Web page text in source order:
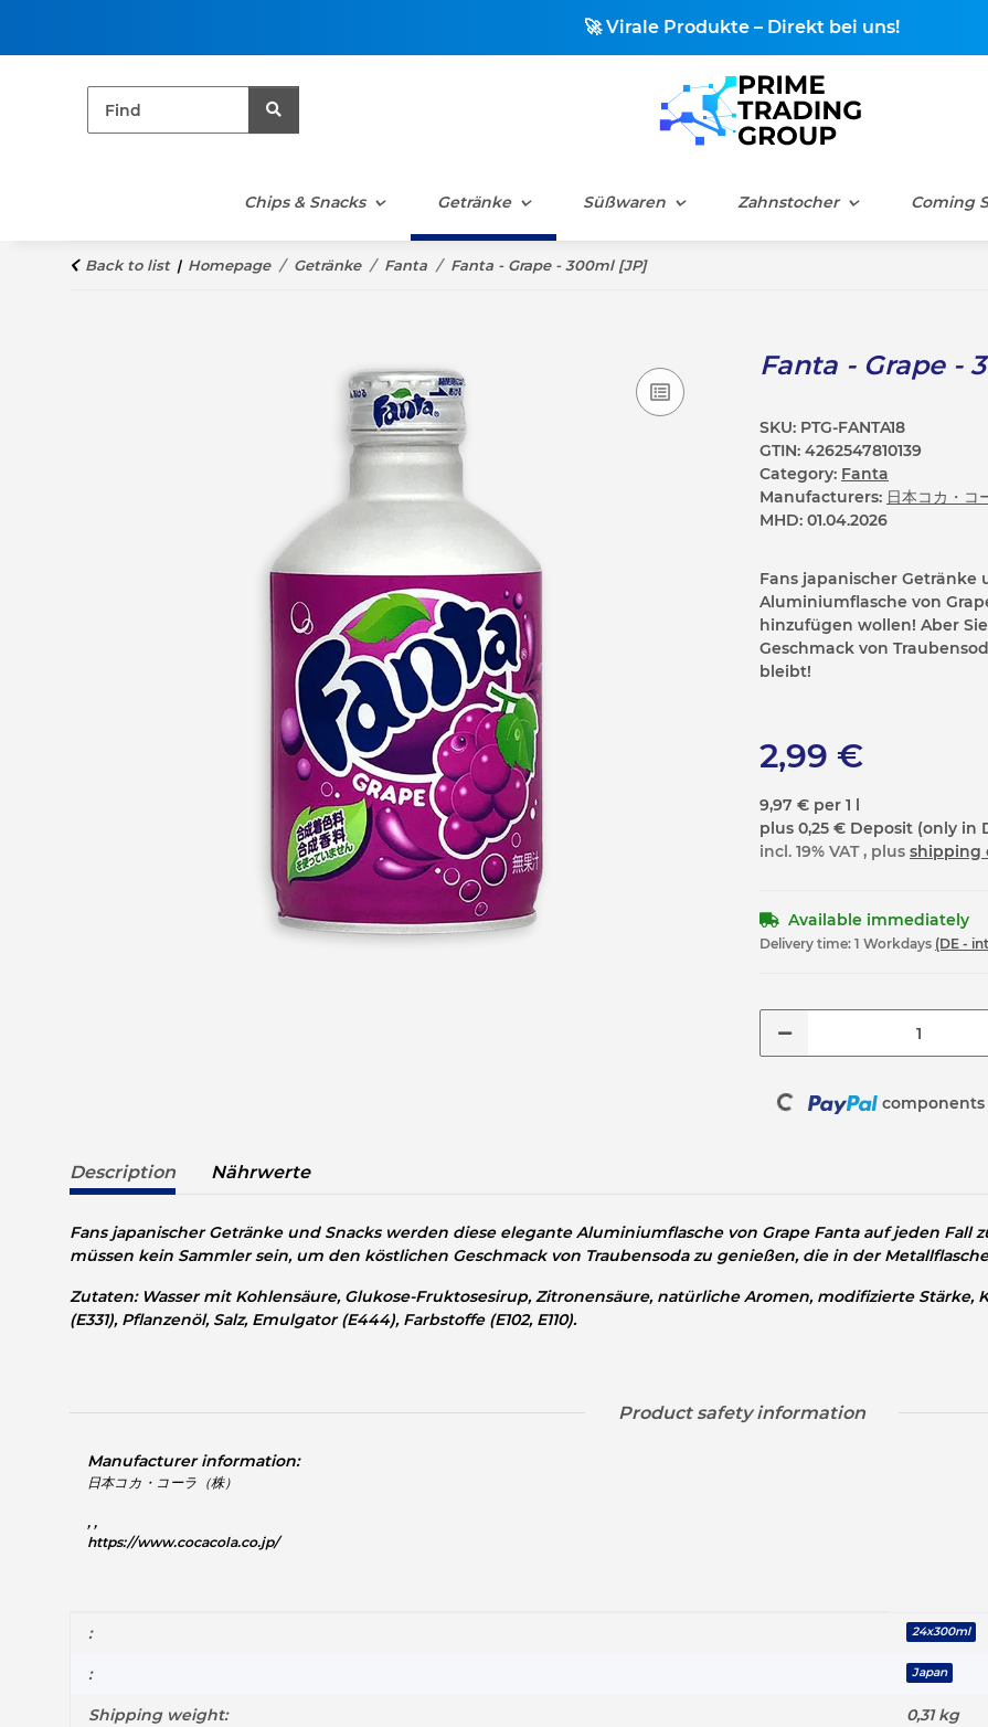
🚀 Virale Produkte – Direkt bei uns!
Chips & Snacks Getränke Süßwaren Zahnstocher Coming
Back to list Homepage Getränke Fanta Fanta - Grape - 300ml [JP]
Fanta - Grape -
SKU: PTG-FANTA18
GTIN: 4262547810139
Category: Fanta
Manufacturers: 日本コカ・コ
MHD: 01.04.2026
Fans japanischer Getränke
Aluminiumflasche von
hinzufügen wollen! Aber
Geschmack von
bleibt!
2,99 €
9,97 € per 1 l
plus 0,25 € Deposit (only in
incl. 19% VAT , plus shipping
Available immediately
Delivery time: 1 Workdays (DE -
Loading... components
Description Nährwerte
Fans japanischer Getränke und Snacks werden diese elegante Aluminiumflasche von Grape Fanta auf jeden
müssen kein Sammler sein, um den köstlichen Geschmack von Traubensoda zu genießen, die in der
Zutaten: Wasser mit Kohlensäure, Glukose-Fruktosesirup, Zitronensäure, natürliche Aromen, modifizierte Stärke,
(E331), Pflanzenöl, Salz, Emulgator (E444), Farbstoffe (E102, E110).
Product safety information
Manufacturer information:
日本コカ・コーラ（株）
, ,
https://www.cocacola.co.jp/
Item information
Value
: 24x300ml
: Japan
Shipping weight: 0,31 kg